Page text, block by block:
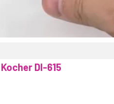
Kocher DI-615